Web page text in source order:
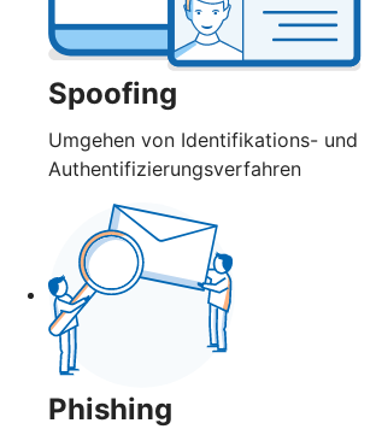
Spoofing
Umgehen von Identifikations- und
Authentifizierungsverfahren
Phishing